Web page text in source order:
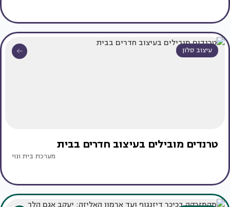
עיצוב סלון
טרנדים מובילים בעיצוב חדרים בבית
מערכת בית ונוי